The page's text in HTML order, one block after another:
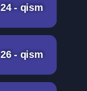
24 - qism
26 - qism